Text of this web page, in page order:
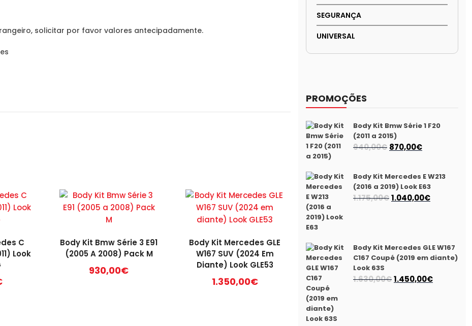
solicitar por favor valores antecipadamente.
C
Look
Body Kit Bmw Série 3 E91
(2005 A 2008) Pack M
930,00€
Body Kit Mercedes GLE
W167 SUV (2024 Em
Diante) Look GLE53
1.350,00€
SEGURANÇA
UNIVERSAL
PROMOÇÕES
Body Kit Bmw Série 1 F20
(2011 a 2015)
940,00€ O
era:
940,00€.
870,00€O
é:
870,00€.
Body Kit Mercedes E W213
(2016 a 2019) Look E63
1.175,00€O
1.175,00€.
1.040,00€O
1.040,00€.
Body Kit Mercedes GLE W167
C167 Coupé (2019 em diante)
Look 63S
1.630,00€O
1.450,00€O